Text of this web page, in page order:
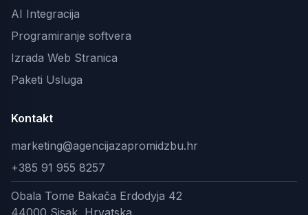
AI Integracija
Programiranje softvera
Izrada Web Stranica
Paketi Usluga
Kontakt
marketing@agencijazapromidzbu.hr
+385 91 955 8257
Obala Tome Bakača Erdodyja 42
44000 Sisak, Hrvatska